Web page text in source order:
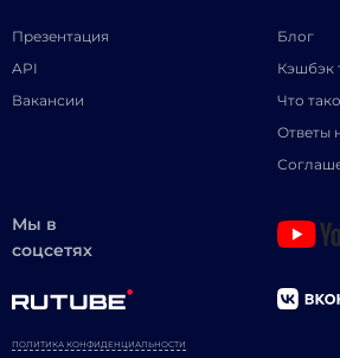
Презентация
API
Вакансии
Блог
Кэшбэк
Что
Ответы
Мы в
соцсетях
ПОЛИТИКА КОНФИДЕНЦИАЛЬНОСТИ